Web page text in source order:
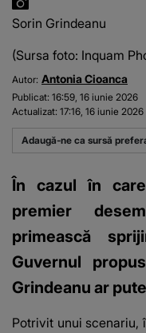
Sorin Grindeanu
(Sursa foto: Inquam
Autor: Antonia Cioanca
Publicat: 16:59, 16 iunie 2026
Actualizat: 17:16, 16 iunie 2026
Adaugă-ne ca sursă
În cazul în
premier
primească
Guvernul
Grindeanu ar
Potrivit unui scenariu,